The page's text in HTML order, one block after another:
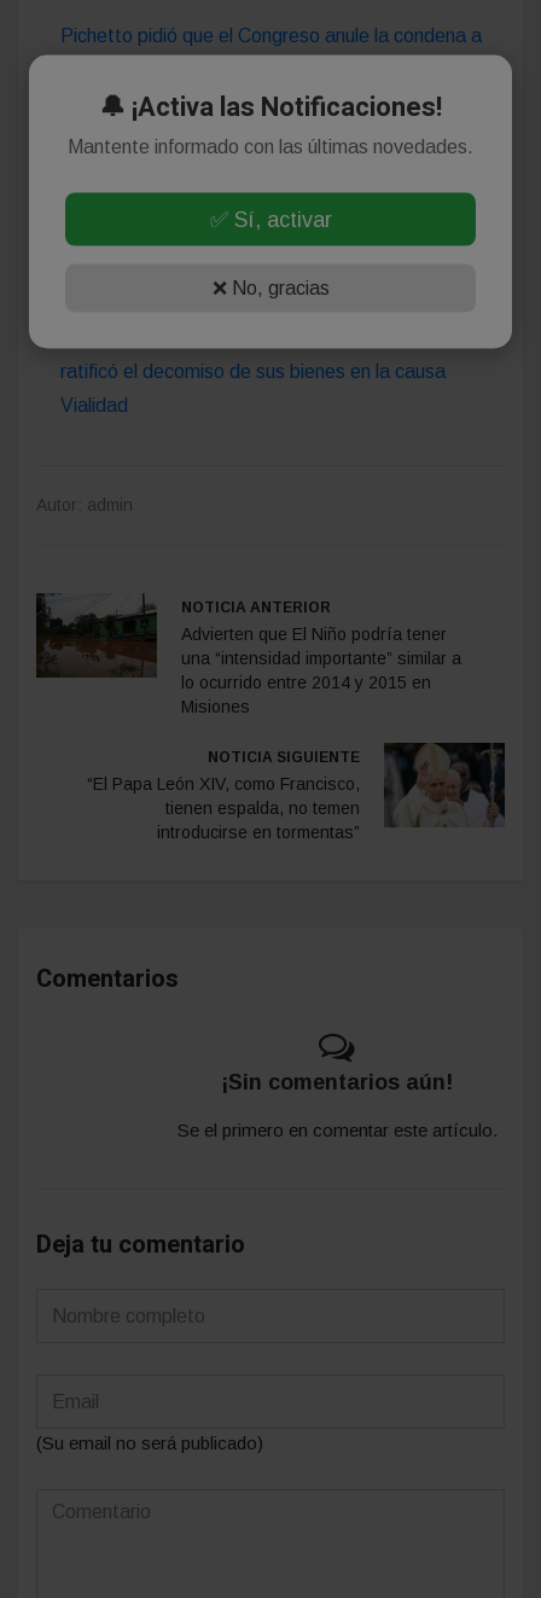
Pichetto pidió que el Congreso anule la condena a
evitar el decomiso de bienes de sus hijos
ratificó el decomiso de sus bienes en la causa
Vialidad
Autor: admin
NOTICIA ANTERIOR
Advierten que El Niño podría tener
una “intensidad importante” similar a
lo ocurrido entre 2014 y 2015 en
Misiones
NOTICIA SIGUIENTE
“El Papa León XIV, como Francisco,
tienen espalda, no temen
introducirse en tormentas”
Comentarios
¡Sin comentarios aún!
Se el primero en comentar este artículo.
Deja tu comentario
(Su email no será publicado)
🔔 ¡Activa las Notificaciones!
Mantente informado con las últimas novedades.
✅ Sí, activar
❌ No, gracias